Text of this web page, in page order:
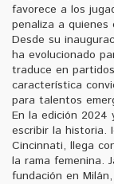
favorece a los
penaliza a quienes
Desde su
ha evolucionado
traduce en
característica
para talentos
En la edición 2024
escribir la historia.
Cincinnati, llega
la rama femenina.
fundación en